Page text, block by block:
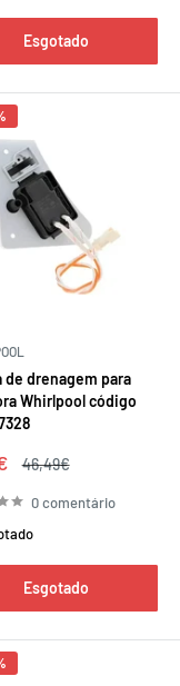
Esgotado
de drenagem para
Whirlpool código
Preço
46,49€
0 comentário
Esgotado